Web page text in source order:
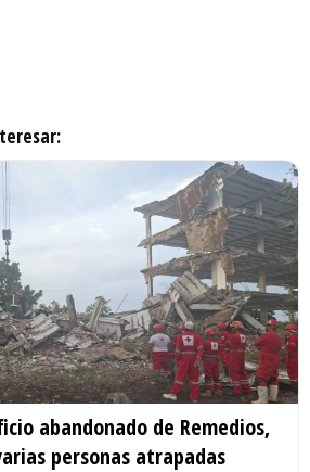
abandonado de Remedios,
personas atrapadas